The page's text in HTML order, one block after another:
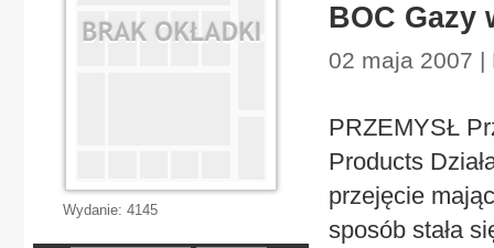
BOC Gazy
02 maja 2007 |
PRZEMYSŁ
Products
przejęcie
sposób stała
Wydanie: 4145